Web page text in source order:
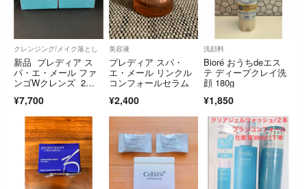
クレンジング/メイク落とし
新品 プレディア ス
パ・エ・メール ファ
ンゴWクレンズ 2
¥7,700
美容液
プレディア スパ・
エ・メール リンクル
コンフォールセラム
¥2,400
洗顔料
Bioré おうちdeエス
テ ディープクレイ洗
顔 180g
¥1,850